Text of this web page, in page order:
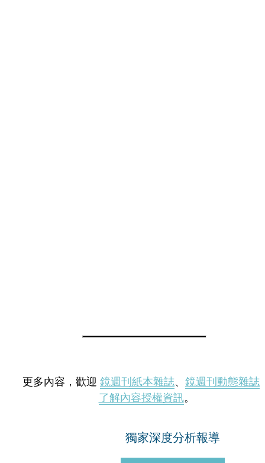
更多內容，歡迎 鏡週刊紙本雜誌、 鏡週刊動態雜誌
了解內容授權資訊。
獨家深度分析報導